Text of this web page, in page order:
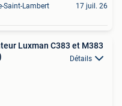
Saint-Lambert 17 juil. 26
Luxman C383 et M383
Détails